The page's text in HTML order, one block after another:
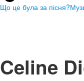
Що це була за пісня?
Celine